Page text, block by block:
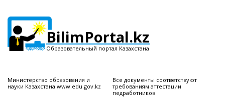
BilimPortal.kz
Образовательный портал Казахстана
Министерство образования и
науки Казахстана www.edu.gov.kz
Все документы соответствуют
требованиям аттестации
педработников